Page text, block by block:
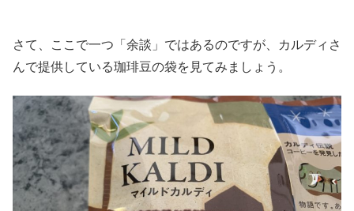
さて、ここで一つ「余談」ではあるのですが、カルディさ
んで提供している珈琲豆の袋を見てみましょう。